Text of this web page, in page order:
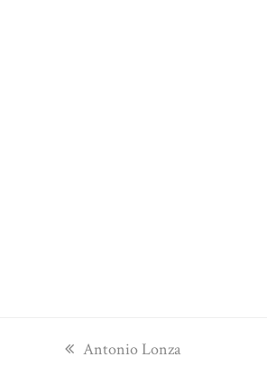
previous
Antonio Lonza